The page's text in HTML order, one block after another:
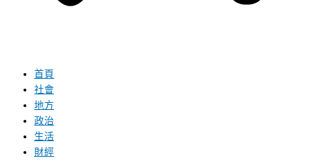
首頁
社會
地方
政治
生活
財經